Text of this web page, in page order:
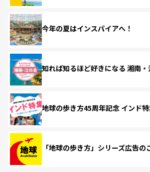
今年の夏はインスパイアへ！
知れば知るほど好きになる 湘南
地球の歩き方45周年記念 インド
「地球の歩き方」シリーズ広告の